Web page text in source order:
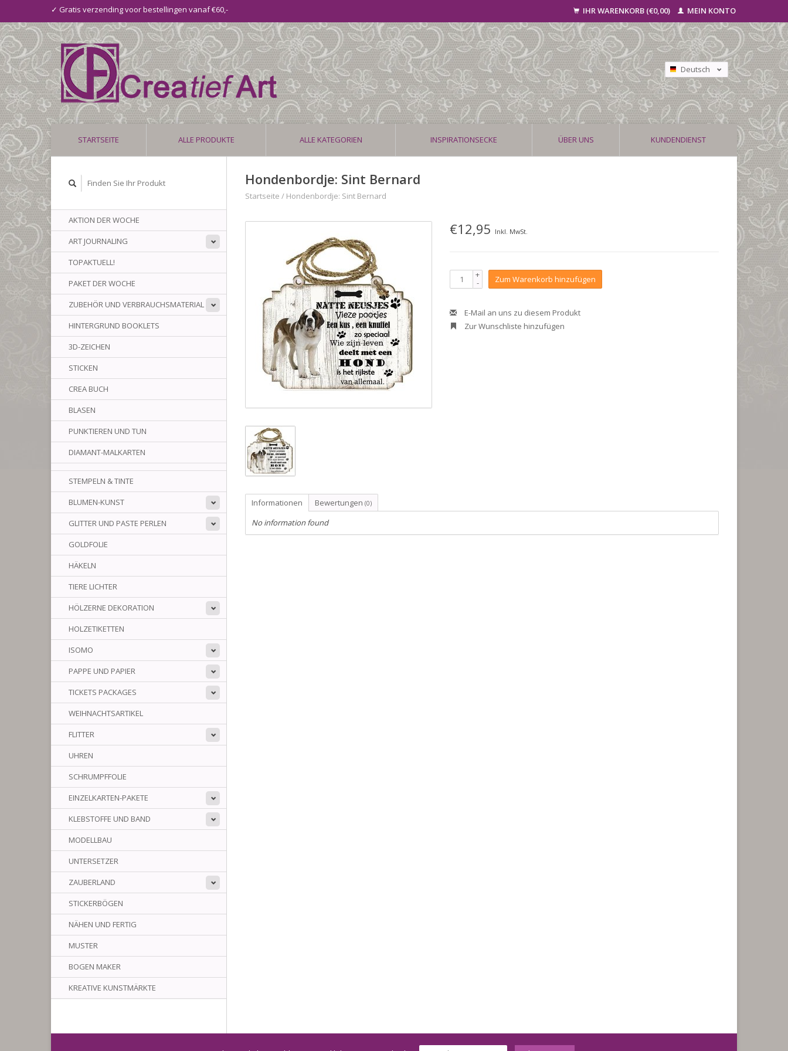
✓ Gratis verzending voor bestellingen vanaf €60,- IHR WARENKORB (€0,00) MEIN KONTO
Deutsch
Nederlands
Français
STARTSEITE ALLE PRODUKTE ALLE KATEGORIEN INSPIRATIONSECKE ÜBER UNS KUNDENDIENST
AKTION DER WOCHE
ART JOURNALING
TOPAKTUELL!
PAKET DER WOCHE
ZUBEHÖR UND VERBRAUCHSMATERIAL
HINTERGRUND BOOKLETS
3D-ZEICHEN
STICKEN
CREA BUCH
BLASEN
PUNKTIEREN UND TUN
DIAMANT-MALKARTEN
STEMPELN & TINTE
BLUMEN-KUNST
GLITTER UND PASTE PERLEN
GOLDFOLIE
HÄKELN
TIERE LICHTER
HÖLZERNE DEKORATION
HOLZETIKETTEN
ISOMO
PAPPE UND PAPIER
TICKETS PACKAGES
WEIHNACHTSARTIKEL
FLITTER
UHREN
SCHRUMPFFOLIE
EINZELKARTEN-PAKETE
KLEBSTOFFE UND BAND
MODELLBAU
UNTERSETZER
ZAUBERLAND
STICKERBÖGEN
NÄHEN UND FERTIG
MUSTER
BOGEN MAKER
KREATIVE KUNSTMÄRKTE
Hondenbordje: Sint Bernard
Startseite / Hondenbordje: Sint Bernard
€12,95 Inkl. MwSt.
+
- Zum Warenkorb hinzufügen
E-Mail an uns zu diesem Produkt
Zur Wunschliste hinzufügen
Informationen Bewertungen (0)
No information found